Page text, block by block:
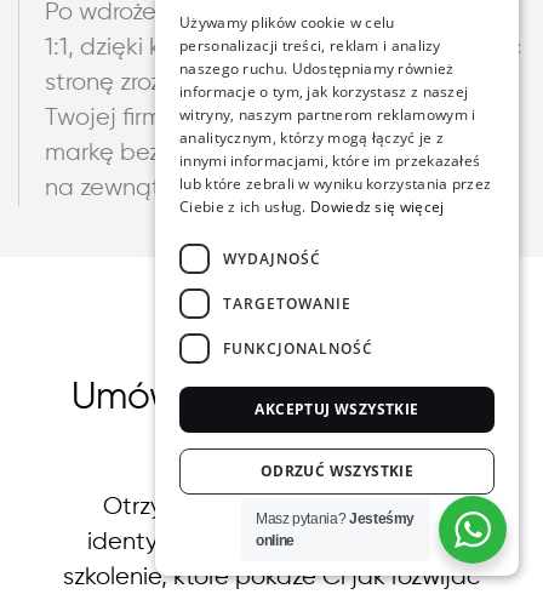
Po wdrożeniu przeprowadzamy szkolenie
1:1, dzięki któremu: nauczysz się obsługiwać
stronę zrozumiesz jak działa marketing
Twojej firmy będziesz w stanie rozwijać
markę bez ciągłego zlecania wszystkiego
na zewnątrz
ZRÓB PIERWSZY KROK
Umów się na wdrożenie
Spójnej Marki
Otrzymasz stronę internetową,
identyfikację wizualną oraz pełne
szkolenie, które pokaże Ci jak rozwijać
Masz pytania?Jesteśmy
online
Używamy plików cookie w celu
personalizacji treści, reklam i analizy
naszego ruchu. Udostępniamy również
informacje o tym, jak korzystasz z naszej
witryny, naszym partnerom reklamowym i
analitycznym, którzy mogą łączyć je z
innymi informacjami, które im przekazałeś
lub które zebrali w wyniku korzystania przez
Ciebie z ich usług. Dowiedz się więcej
WYDAJNOŚĆ
TARGETOWANIE
FUNKCJONALNOŚĆ
AKCEPTUJ WSZYSTKIE
ODRZUĆ WSZYSTKIE
POKAŻ SZCZEGÓŁY
POWERED BY COOKIESCRIPT